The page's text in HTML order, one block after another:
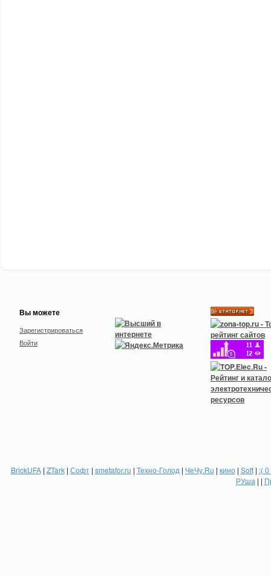
Вы можете
Зарегистрироваться
Войти
BrickUFA| ZTark| Софт| smetafor.ru | Техно-Голод | ЧеЧу.Ru | кино| Soft| :(
РУша | |